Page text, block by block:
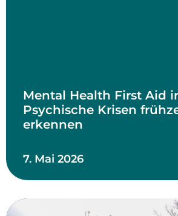
Mental Health First Aid
Psychische Krisen
erkennen
7. Mai 2026